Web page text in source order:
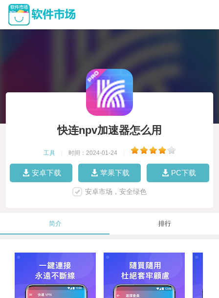
快连npv加速器怎么用
工具 时间：2024-01-24
安卓下载 苹果下载 PC下载
安卓市场，安全绿色
简介 排行